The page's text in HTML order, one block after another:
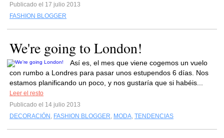
Publicado el 17 julio 2013
FASHION BLOGGER
We're going to London!
Así es, el mes que viene cogemos un vuelo
con rumbo a Londres para pasar unos estupendos 6 días. Nos
estamos planificando un poco, y nos gustaría que si habéis...
Leer el resto
Publicado el 14 julio 2013
DECORACIÓN , FASHION BLOGGER, MODA, TENDENCIAS